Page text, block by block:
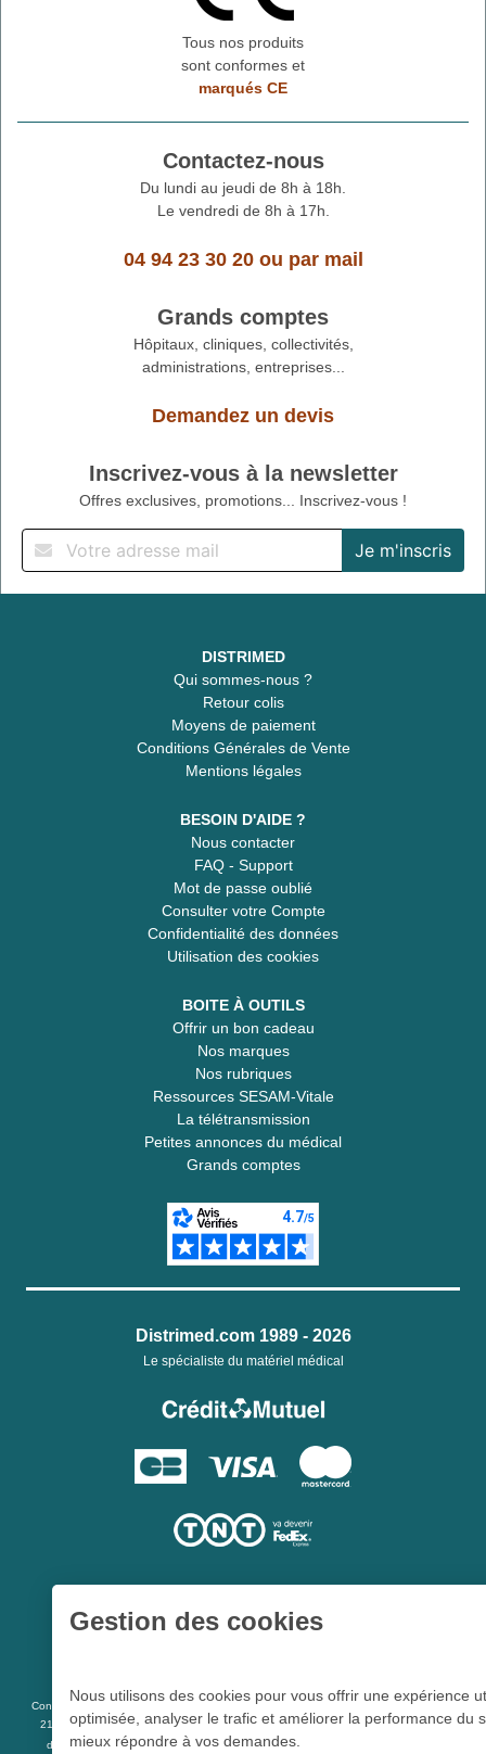
Tous nos produits
sont conformes et
marqués CE
Contactez-nous
Du lundi au jeudi de 8h à 18h.
Le vendredi de 8h à 17h.
04 94 23 30 20ou par mail
Grands comptes
Hôpitaux, cliniques, collectivités,
administrations, entreprises...
Demandez un devis
Inscrivez-vous à la newsletter
Offres exclusives, promotions... Inscrivez-vous !
DISTRIMED
Qui sommes-nous ?
Retour colis
Moyens de paiement
Conditions Générales de Vente
Mentions légales
BESOIN D'AIDE ?
Nous contacter
FAQ - Support
Mot de passe oublié
Consulter votre Compte
Confidentialité des données
Utilisation des cookies
BOITE À OUTILS
Offrir un bon cadeau
Nos marques
Nos rubriques
Ressources SESAM-Vitale
La télétransmission
Petites annonces du médical
Grands comptes
Distrimed.com 1989 - 2026
Le spécialiste du matériel médical
Conformément aux articles L 5213-3 du code de la santé publique et à l’arrêté du
21 décembre 2012 fixant la liste des dispositifs médicaux qui peuvent faire l’objet
d’une publicité auprès du public, et à l'articleR 5213-1
Gestion des cookies
Nous utilisons des cookies pour vous offrir une expérience
optimisée, analyser le trafic et améliorer la performance du
mieux répondre à vos demandes.